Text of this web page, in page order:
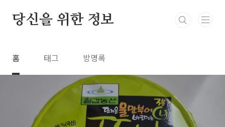
당신을 위한 정보
홈 태그 방명록